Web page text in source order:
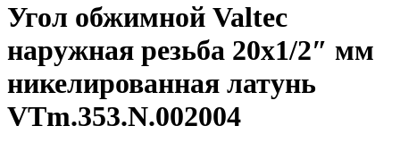
Угол обжимной Valtec
наружная резьба 20х1/2″ мм
никелированная латунь
VTm.353.N.002004